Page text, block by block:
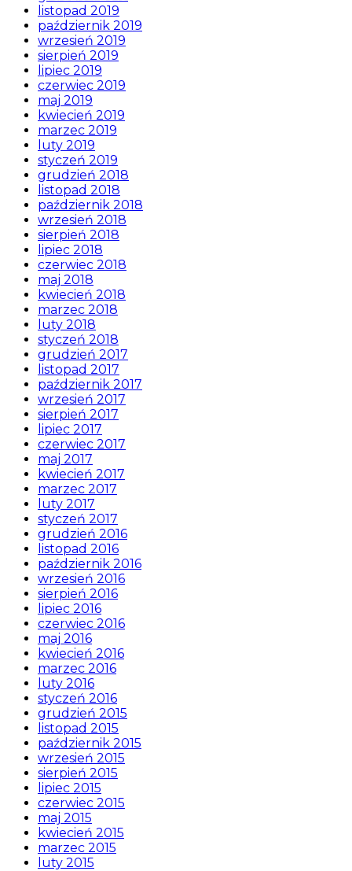
listopad 2019
październik 2019
wrzesień 2019
sierpień 2019
lipiec 2019
czerwiec 2019
maj 2019
kwiecień 2019
marzec 2019
luty 2019
styczeń 2019
grudzień 2018
listopad 2018
październik 2018
wrzesień 2018
sierpień 2018
lipiec 2018
czerwiec 2018
maj 2018
kwiecień 2018
marzec 2018
luty 2018
styczeń 2018
grudzień 2017
listopad 2017
październik 2017
wrzesień 2017
sierpień 2017
lipiec 2017
czerwiec 2017
maj 2017
kwiecień 2017
marzec 2017
luty 2017
styczeń 2017
grudzień 2016
listopad 2016
październik 2016
wrzesień 2016
sierpień 2016
lipiec 2016
czerwiec 2016
maj 2016
kwiecień 2016
marzec 2016
luty 2016
styczeń 2016
grudzień 2015
listopad 2015
październik 2015
wrzesień 2015
sierpień 2015
lipiec 2015
czerwiec 2015
maj 2015
kwiecień 2015
marzec 2015
luty 2015